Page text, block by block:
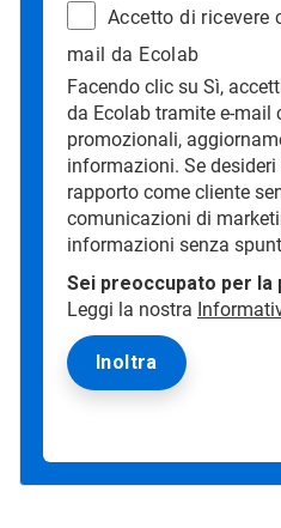
Accetto di ricevere
mail da Ecolab
Facendo clic su Sì,
da Ecolab tramite e-mail
promozionali,
informazioni. Se
rapporto come cliente
comunicazioni di
informazioni senza
Sei preoccupato per la
Leggi la nostra